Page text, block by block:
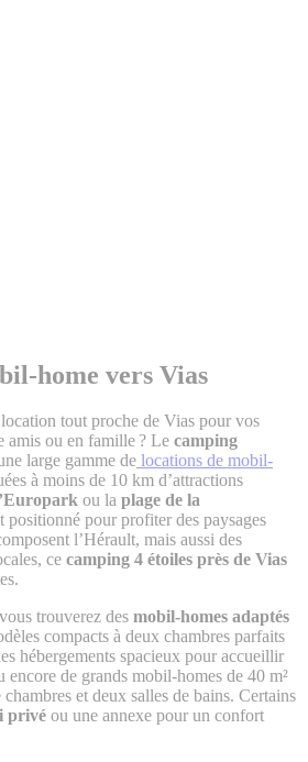
home vers Vias
location tout proche de Vias pour vos
amis ou en famille ? Le camping
large gamme de locations de mobil-
à moins de 10 km d’attractions
ou la plage de la
positionné pour profiter des paysages
l’Hérault, mais aussi des
ce camping 4 étoiles près de Vias
trouverez des mobil-homes adaptés
compacts à deux chambres parfaits
hébergements spacieux pour accueillir
encore de grands mobil-homes de 40 m²
et deux salles de bains. Certains
privé ou une annexe pour un confort